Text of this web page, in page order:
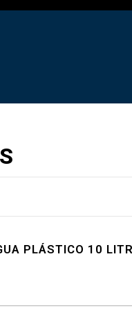
PLÁSTICO 10